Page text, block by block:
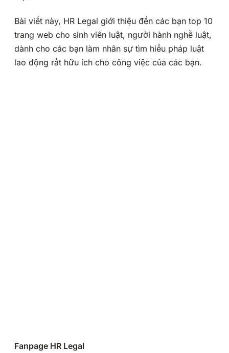
Bài viết này, HR Legal giới thiệu đến các bạn top 10
trang web cho sinh viên luật, người hành nghề luật,
dành cho các bạn làm nhân sự tìm hiểu pháp luật
lao động rất hữu ích cho công việc của các bạn.
Fanpage HR Legal